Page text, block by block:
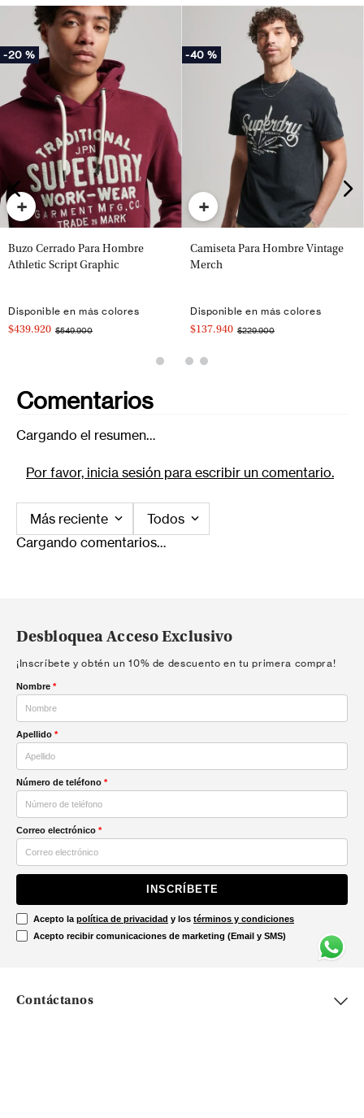
-20 %
+
Buzo Cerrado Para Hombre
Athletic Script Graphic
Disponible en más colores
$439.920 $549.900
-40 %
+
Camiseta Para Hombre Vintage
Merch
Disponible en más colores
$137.940 $229.900
Comentarios
Cargando el resumen…
Por favor, inicia sesión para escribir un comentario.
Más reciente
Todos
Cargando comentarios…
Desbloquea Acceso Exclusivo
¡Inscríbete y obtén un 10% de descuento en tu primera compra!
Nombre *
Apellido *
Número de teléfono *
Correo electrónico *
INSCRÍBETE
Acepto la política de privacidad y los términos y condiciones
Acepto recibir comunicaciones de marketing (Email y SMS)
Contáctanos